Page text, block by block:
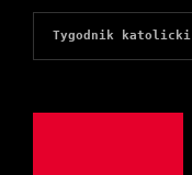
Tygodnik katolicki